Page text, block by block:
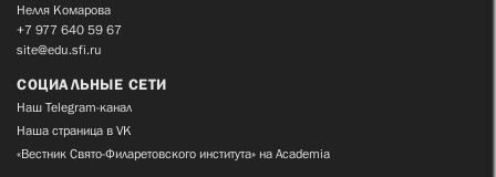
Нелля Комарова
+7 977 640 59 67
site@edu.sfi.ru
СОЦИАЛЬНЫЕ СЕТИ
Наш Telegram-канал
Наша страница в VK
«Вестник Свято-Филаретовского института» на Academia